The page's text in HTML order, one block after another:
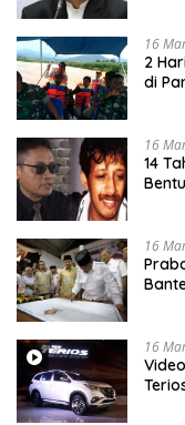
16
2
di
16
14
16
16